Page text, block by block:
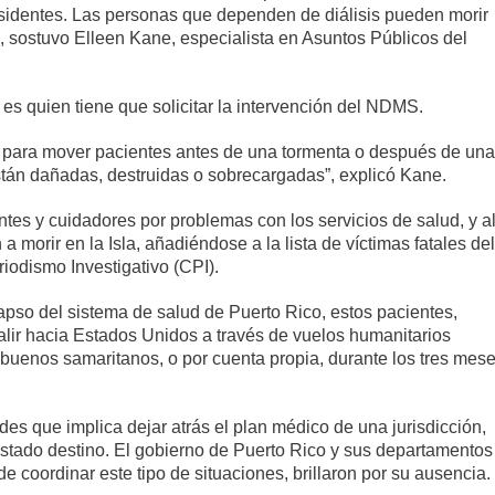
Las personas que dependen de diálisis pueden morir
Elleen Kane, especialista en Asuntos Públicos del
quien tiene que solicitar la intervención del NDMS.
mover pacientes antes de una tormenta o después de una
dañadas, destruidas o sobrecargadas”, explicó Kane.
y cuidadores por problemas con los servicios de salud, y al
morir en la Isla, añadiéndose a la lista de víctimas fatales del
Investigativo (CPI).
del sistema de salud de Puerto Rico, estos pacientes,
hacia Estados Unidos a través de vuelos humanitarios
samaritanos, o por cuenta propia, durante los tres
que implica dejar atrás el plan médico de una jurisdicción,
destino. El gobierno de Puerto Rico y sus departamentos
coordinar este tipo de situaciones, brillaron por su ausencia.